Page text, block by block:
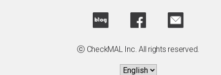
ⓒ CheckMAL Inc. All rights reserved.